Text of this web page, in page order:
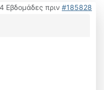
Εβδομάδες πριν #185828